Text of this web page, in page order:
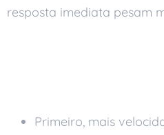
resposta imediata pesam
Primeiro, mais